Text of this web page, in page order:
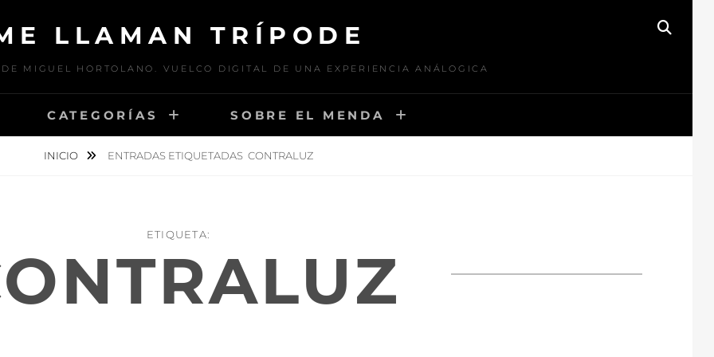
LLAMAN TRÍPODE
MIGUEL HORTOLANO. VUELCO DIGITAL DE UNA EXPERIENCIA ANÁLOGICA
CATEGORÍAS SOBRE EL MENDA
INICIO ENTRADAS ETIQUETADAS CONTRALUZ
ETIQUETA: